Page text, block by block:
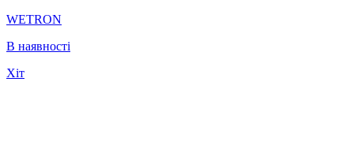
WETRON
В наявності
Хіт